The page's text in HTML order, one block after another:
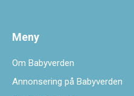
Meny
Om Babyverden
Annonsering på Babyverden